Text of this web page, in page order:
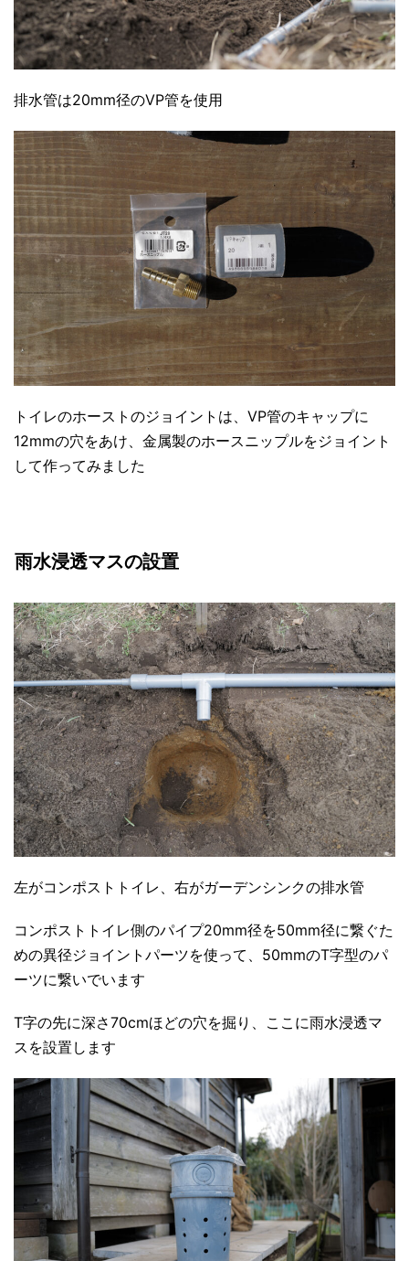
排水管は20mm径のVP管を使用
トイレのホーストのジョイントは、VP管のキャップに
12mmの穴をあけ、金属製のホースニップルをジョイント
して作ってみました
雨水浸透マスの設置
左がコンポストトイレ、右がガーデンシンクの排水管
コンポストトイレ側のパイプ20mm径を50mm径に繋ぐた
めの異径ジョイントパーツを使って、50mmのT字型のパ
ーツに繋いでいます
T字の先に深さ70cmほどの穴を掘り、ここに雨水浸透マ
スを設置します